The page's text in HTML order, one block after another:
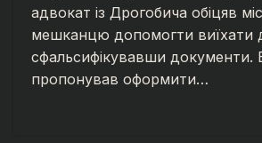
адвокат із Дрогобича обіцяв
мешканцю допомогти виїхати
сфальсифікувавши документи.
пропонував оформити…